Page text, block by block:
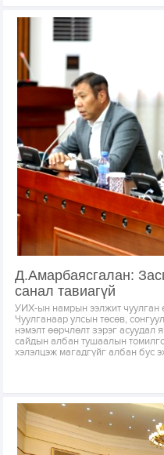
Д.Амарбаясгалан:
санал тавиагүй
УИХ-ын намрын ээлжит чуулган
Чуулганаар улсын төсөв,
нэмэлт өөрчлөлт зэрэг
сайдын албан тушаалын
хэлэлцэж магадгүйг албан бус